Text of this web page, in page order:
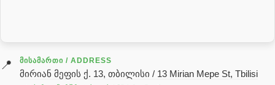
გადაცემათა კოლოფის ზეთი( კარობკის ზეთი)
ძრავის ზეთი
ჰიდრავლიკის ზეთი
📍 ᲛᲘᲡᲐᲛᲐᲠᲗᲘ / ADDRESS
მირიან მეფის ქ. 13, თბილისი / 13 Mirian Mepe St, Tbilisi